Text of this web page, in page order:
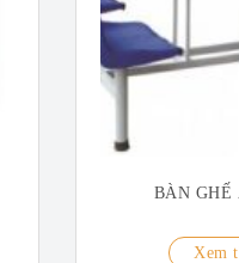
BÀN GHẾ
Xem